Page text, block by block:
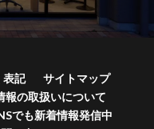
表記
サイトマップ
報の取扱いについて
でも新着情報発信中